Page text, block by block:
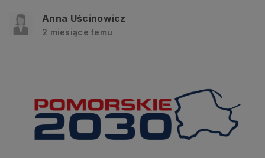
Anna Uścinowicz
2 miesiące temu